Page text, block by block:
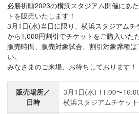
必勝祈願2023の横浜スタジアム開催にあ
トを販売いたします！
3月1日(水)当日に限り、横浜スタジアムチ
から1,000円割引でチケットをご購入いた
販売時間、販売対象試合、割引対象席種
い。
みなさまのご来場、お待ちしております！
販売場所／
日時
3月1日(水) 11:00〜
横浜スタジアムチケッ